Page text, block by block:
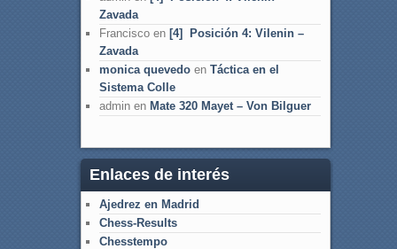
Zavada
Franciscoen [4] Posición 4: Vilenin –
Zavada
monica quevedoen Táctica en el
Sistema Colle
adminen Mate 320 Mayet – Von Bilguer
Enlaces de interés
Ajedrez en Madrid
Chess-Results
Chesstempo